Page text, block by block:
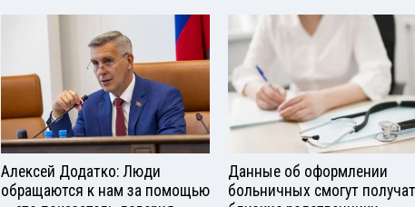
Алексей Додатко: Люди
обращаются к нам за помощью
Данные об оформлении
больничных смогут